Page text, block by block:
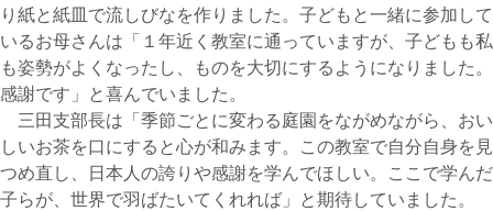
り紙と紙皿で流しびなを作りました。子どもと一緒に参加して
いるお母さんは「１年近く教室に通っていますが、子どもも私
も姿勢がよくなったし、ものを大切にするようになりました。
感謝です」と喜んでいました。
三田支部長は「季節ごとに変わる庭園をながめながら、おい
しいお茶を口にすると心が和みます。この教室で自分自身を見
つめ直し、日本人の誇りや感謝を学んでほしい。ここで学んだ
子らが、世界で羽ばたいてくれれば」と期待していました。